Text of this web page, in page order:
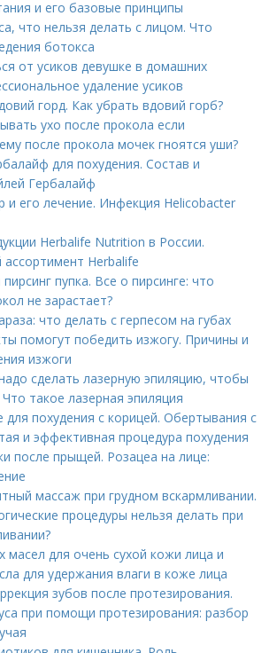
и его базовые принципы
что нельзя делать с лицом. Что
ботокса
от усиков девушке в домашних
удаление усиков
горд. Как убрать вдовий горб?
ухо после прокола если
после прокола мочек гноятся уши?
для похудения. Состав и
Гербалайф
и его лечение. Инфекция Helicobacter
Herbalife Nutrition в России.
Herbalife
пупка. Все о пирсинге: что
не зарастает?
что делать с герпесом на губах
помогут победить изжогу. Причины и
изжоги
сделать лазерную эпиляцию, чтобы
такое лазерная эпиляция
похудения с корицей. Обертывания с
и эффективная процедура похудения
после прыщей. Розацеа на лице:
массаж при грудном вскармливании.
процедуры нельзя делать при
масел для очень сухой кожи лица и
для удержания влаги в коже лица
зубов после протезирования.
при помощи протезирования: разбор